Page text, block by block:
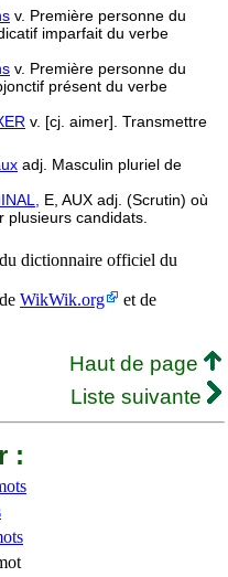
v. Première personne du
imparfait du verbe
v. Première personne du
présent du verbe
v. [cj. aimer]. Transmettre
adj. Masculin pluriel de
E, AUX adj. (Scrutin) où
plusieurs candidats.
dictionnaire officiel du
WikWik.org
et de
Haut de page
Liste suivante
: